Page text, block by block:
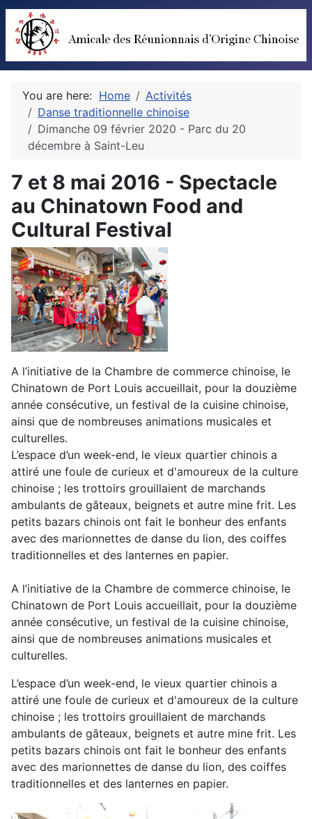
You are here: Home
Activités
Danse traditionnelle chinoise
Dimanche 09 février 2020 - Parc du 20
décembre à Saint-Leu
7 et 8 mai 2016 - Spectacle
au Chinatown Food and
Cultural Festival
A l’initiative de la Chambre de commerce chinoise, le
Chinatown de Port Louis accueillait, pour la douzième
année consécutive, un festival de la cuisine chinoise,
ainsi que de nombreuses animations musicales et
culturelles.
L’espace d’un week-end, le vieux quartier chinois a
attiré une foule de curieux et d'amoureux de la culture
chinoise ; les trottoirs grouillaient de marchands
ambulants de gâteaux, beignets et autre mine frit. Les
petits bazars chinois ont fait le bonheur des enfants
avec des marionnettes de danse du lion, des coiffes
traditionnelles et des lanternes en papier.
A l’initiative de la Chambre de commerce chinoise, le
Chinatown de Port Louis accueillait, pour la douzième
année consécutive, un festival de la cuisine chinoise,
ainsi que de nombreuses animations musicales et
culturelles.
L’espace d’un week-end, le vieux quartier chinois a
attiré une foule de curieux et d'amoureux de la culture
chinoise ; les trottoirs grouillaient de marchands
ambulants de gâteaux, beignets et autre mine frit. Les
petits bazars chinois ont fait le bonheur des enfants
avec des marionnettes de danse du lion, des coiffes
traditionnelles et des lanternes en papier.